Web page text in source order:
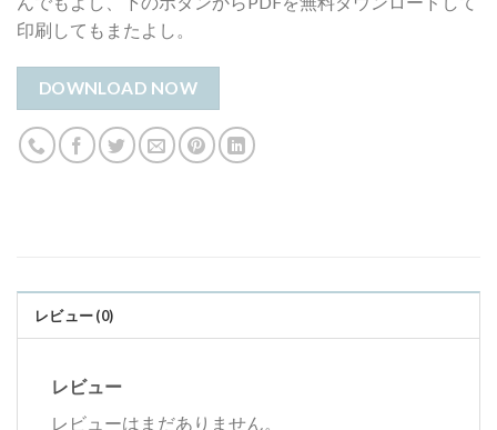
印刷してもまたよし。
DOWNLOAD NOW
レビュー (0)
レビュー
レビューはまだありません。